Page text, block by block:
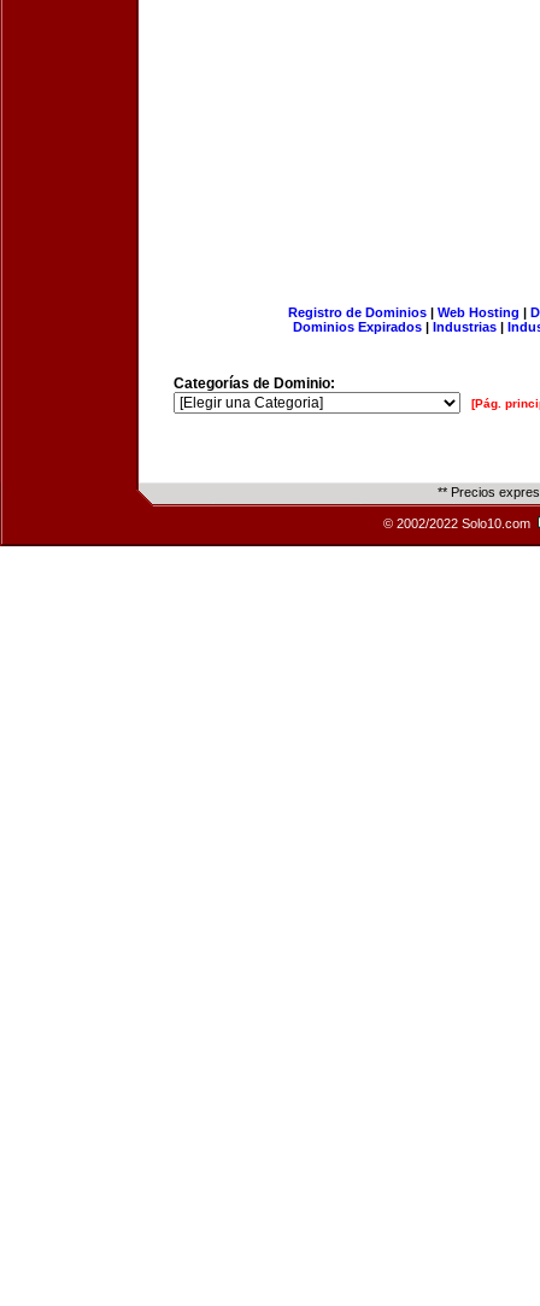
Registro de Dominios| Web Hosting |
Dominios Expirados | Industrias |
Categorías de Dominio:
[Pág.
** Precios
© 2002/2022 Solo10.com